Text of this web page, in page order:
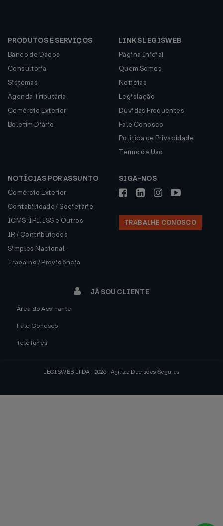
PRODUTOS E SERVIÇOS
Banco de Dados
Consultoria
Sistemas
Agenda Tributária
Comércio Exterior
Boletim Diário
LINKS LEGISWEB
Página Inicial
Quem Somos
Notícias
Legislação
Dúvidas Frequentes
Fale Conosco
Política de Privacidade
Termo de Uso
NOTÍCIAS POR ASSUNTO
Comércio Exterior
Contabilidade / Societário
ICMS, IPI, ISS e Outros
IR / Contribuições
Simples Nacional
Trabalho / Previdência
SIGA-NOS
TRABALHE CONOSCO
JÁ SOU CLIENTE
Área do Assinante
Fale Conosco
Telefones
LEGISWEB LTDA - 2026 - Agilize Decisões Seguras